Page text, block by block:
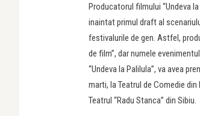
Producatorul filmului “Undeva
inaintat primul draft al
festivalurile de gen. Astfel,
de film”, dar numele
“Undeva la Palilula”, va avea
marti, la Teatrul de Comedie
Teatrul “Radu Stanca” din Sibiu.